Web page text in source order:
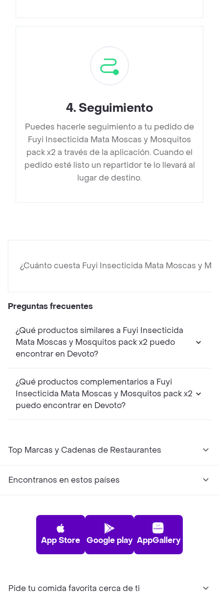
4. Seguimiento
Puedes hacerle seguimiento a tu pedido de
Fuyi Insecticida Mata Moscas y Mosquitos
pack x2 a través de la aplicación. Cuando el
pedido esté listo un repartidor te lo llevará al
lugar de destino.
¿Cuánto cuesta Fuyi Insecticida Mata Moscas y
Preguntas frecuentes
¿Qué productos similares a Fuyi Insecticida
Mata Moscas y Mosquitos pack x2 puedo
encontrar en Devoto?
¿Qué productos complementarios a Fuyi
Insecticida Mata Moscas y Mosquitos pack x2
puedo encontrar en Devoto?
Top Marcas y Cadenas de Restaurantes
Encontranos en estos países
App Store Google play AppGallery
Pide tu comida favorita cerca de ti